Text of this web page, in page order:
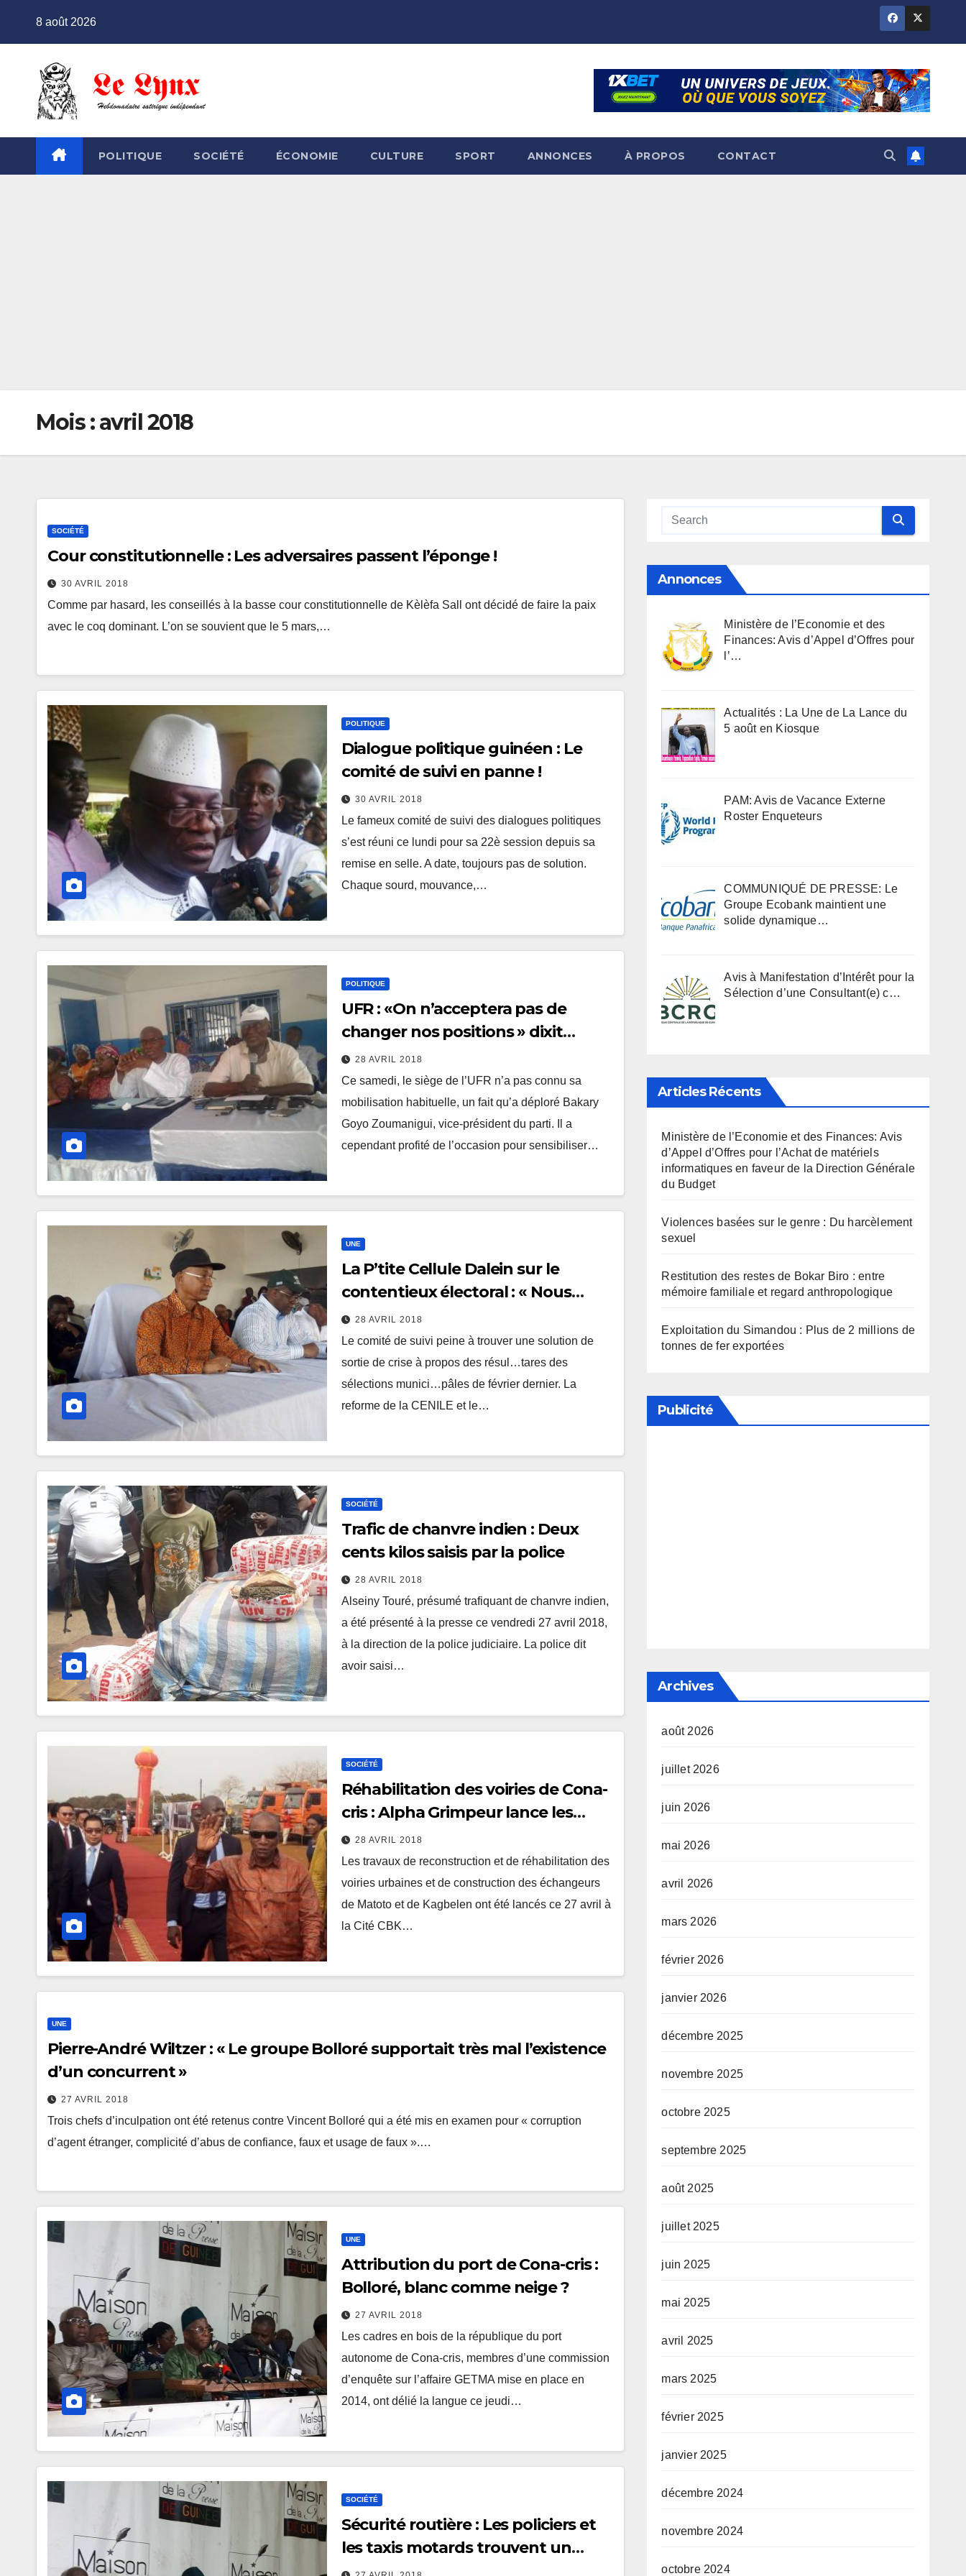
8 août 2026
POLITIQUE SOCIÉTÉ ÉCONOMIE CULTURE SPORT ANNONCES À PROPOS CONTACT
Mois :avril 2018
SOCIÉTÉ
Cour constitutionnelle : Les adversaires passent l’éponge !
30 AVRIL 2018
Comme par hasard, les conseillés à la basse cour constitutionnelle de Kèlèfa Sall ont décidé de faire la paix
avec le coq dominant. L’on se souvient que le 5 mars,…
POLITIQUE
Dialogue politique guinéen : Le
comité de suivi en panne !
30 AVRIL 2018
Le fameux comité de suivi des dialogues politiques
s’est réuni ce lundi pour sa 22è session depuis sa
remise en selle. A date, toujours pas de solution.
Chaque sourd, mouvance,…
POLITIQUE
UFR : «On n’acceptera pas de
changer nos positions » dixit
Bakary Goyo Zoumanigui
28 AVRIL 2018
Ce samedi, le siège de l’UFR n’a pas connu sa
mobilisation habituelle, un fait qu’a déploré Bakary
Goyo Zoumanigui, vice-président du parti. Il a
cependant profité de l’occasion pour sensibiliser…
UNE
La P’tite Cellule Dalein sur le
contentieux électoral : « Nous
n’allons pas continuer à être naïfs
avec Alpha Condé »
28 AVRIL 2018
Le comité de suivi peine à trouver une solution de
sortie de crise à propos des résul…tares des
sélections munici…pâles de février dernier. La
reforme de la CENILE et le…
SOCIÉTÉ
Trafic de chanvre indien : Deux
cents kilos saisis par la police
28 AVRIL 2018
Alseiny Touré, présumé trafiquant de chanvre indien,
a été présenté à la presse ce vendredi 27 avril 2018,
à la direction de la police judiciaire. La police dit
avoir saisi…
SOCIÉTÉ
Réhabilitation des voiries de Cona-
cris : Alpha Grimpeur lance les
travaux
28 AVRIL 2018
Les travaux de reconstruction et de réhabilitation des
voiries urbaines et de construction des échangeurs
de Matoto et de Kagbelen ont été lancés ce 27 avril à
la Cité CBK…
UNE
Pierre-André Wiltzer : « Le groupe Bolloré supportait très mal l’existence
d’un concurrent »
27 AVRIL 2018
Trois chefs d’inculpation ont été retenus contre Vincent Bolloré qui a été mis en examen pour « corruption
d’agent étranger, complicité d’abus de confiance, faux et usage de faux ».…
UNE
Attribution du port de Cona-cris :
Bolloré, blanc comme neige ?
27 AVRIL 2018
Les cadres en bois de la république du port
autonome de Cona-cris, membres d’une commission
d’enquête sur l’affaire GETMA mise en place en
2014, ont délié la langue ce jeudi…
SOCIÉTÉ
Sécurité routière : Les policiers et
les taxis motards trouvent un
terrain d’entente
Annonces
Ministère de l’Economie et des
Finances: Avis d’Appel d’Offres pour
l’…
Actualités : La Une de La Lance du
5 août en Kiosque
PAM: Avis de Vacance Externe
Roster Enqueteurs
COMMUNIQUÉ DE PRESSE: Le
Groupe Ecobank maintient une
solide dynamique…
Avis à Manifestation d’Intérêt pour la
Sélection d’une Consultant(e) c…
Articles Récents
Ministère de l’Economie et des Finances: Avis
d’Appel d’Offres pour l’Achat de matériels
informatiques en faveur de la Direction Générale
du Budget
Violences basées sur le genre : Du harcèlement
sexuel
Restitution des restes de Bokar Biro : entre
mémoire familiale et regard anthropologique
Exploitation du Simandou : Plus de 2 millions de
tonnes de fer exportées
Publicité
Archives
août 2026
juillet 2026
juin 2026
mai 2026
avril 2026
mars 2026
février 2026
janvier 2026
décembre 2025
novembre 2025
octobre 2025
septembre 2025
août 2025
juillet 2025
juin 2025
mai 2025
avril 2025
mars 2025
février 2025
janvier 2025
décembre 2024
novembre 2024
octobre 2024